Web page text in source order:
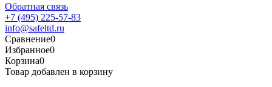
Обратная связь
+7 (495) 225-57-83
info@safeltd.ru
Сравнение0
Избранное0
Корзина0
Товар добавлен в корзину